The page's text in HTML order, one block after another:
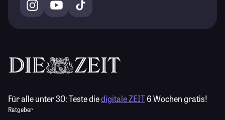
Für alle unter 30:Teste diedigitale ZEIT6 Wochen gratis!
Ratgeber